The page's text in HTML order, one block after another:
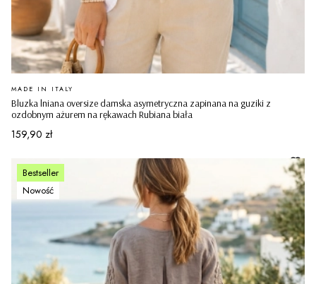
Bluzka lniana oversize damska asymetryczna zapinana na guziki z
ozdobnym ażurem na rękawach Rubiana biała
PRODUCENT
MADE IN ITALY
Cena
159,90 zł
Bestseller
Nowość